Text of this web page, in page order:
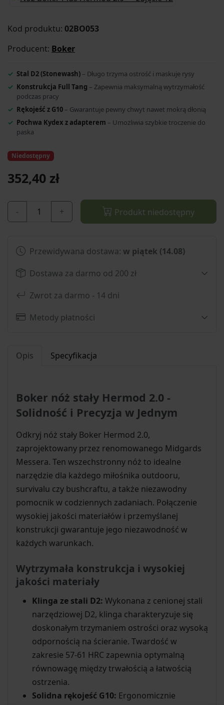
Kod produktu: 02BO053
Producent: Boker
Stal D2 (Stonewash) – Długo trzyma ostrość i maskuje rysy
Konstrukcja Full Tang – Zapewnia maksymalną wytrzymałość
podczas pracy
Rękojeść z G10 – Gwarantuje pewny chwyt nawet mokrą dłonią
Pochwa Kydex z adapterem – Umożliwia szybkie troczenie do
paska
Niedostępny
352,40 zł
- + Produkt niedostępny
Przewidywana dostawa: w piątek (14.08)
Dostawa za darmo od 200 zł
Zwrot za darmo - 14 dni
Metody płatności
Opis Specyfikacja
Boker nóż stały Hermod 2.0 -
Solidność i Precyzja w Jednym
Odkryj nóż stały Boker Hermod 2.0,
zaprojektowany przez renomowanego Midgards
Messera. Ten wszechstronny nóż to idealne
narzędzie dla każdego miłośnika outdooru,
survivalu czy bushcraftu, a także niezawodny
pomocnik w codziennych zadaniach. Połączenie
wysokiej jakości materiałów i przemyślanej
konstrukcji gwarantuje jego niezawodność w
każdych warunkach.
Wytrzymała konstrukcja i wysokiej
jakości materiały
Klinga ze stali D2: Wykonana z cenionej stali
narzędziowej D2, klinga charakteryzuje się
doskonałym trzymaniem ostrości oraz wysoką
odpornością na ścieranie. Twardość w
zakresie 57-61 HRC zapewnia optymalną
równowagę między trwałością a łatwością
ostrzenia.
Solidna rękojeść G10: Ergonomicznie